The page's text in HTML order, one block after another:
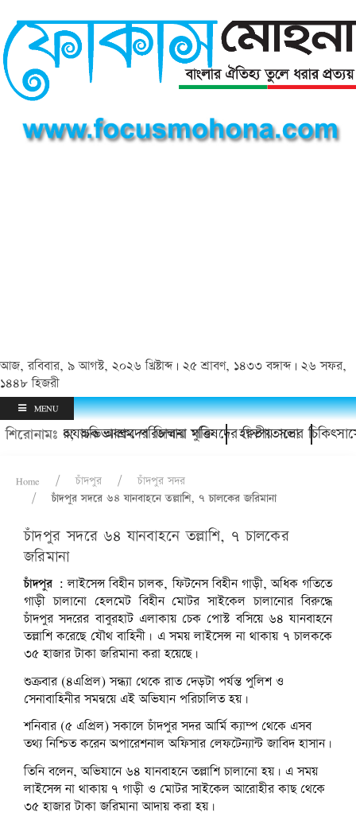
আজ, রবিবার, ৯ আগস্ট, ২০২৬ খ্রিষ্টাব্দ | ২৫ শ্রাবণ, ১৪৩৩ বঙ্গাব্দ | ২৬ সফর,
১৪৪৮ হিজরী
MENU
শিরোনামঃ
থানায়; অভিভাবকদের জিম্মায় মুক্তি হাসপাতালের
চাঁদপুর অযাচক আশ্রম পরিচালনা পরিষদের দ্বিতীয় সভা
Home চাঁদপুর
চাঁদপুর সদর
চাঁদপুর সদরে ৬৪ যানবাহনে তল্লাশি, ৭ চালকের জরিমানা
চাঁদপুর সদরে ৬৪ যানবাহনে তল্লাশি, ৭ চালকের
জরিমানা
চাঁদপুর : লাইসেন্স বিহীন চালক, ফিটনেস বিহীন গাড়ী, অধিক গতিতে
গাড়ী চালানো হেলমেট বিহীন মোটর সাইকেল চালানোর বিরুদ্ধে
চাঁদপুর সদরের বাবুরহাট এলাকায় চেক পোস্ট বসিয়ে ৬৪ যানবাহনে
তল্লাশি করেছে যৌথ বাহিনী। এ সময় লাইসেন্স না থাকায় ৭ চালককে
৩৫ হাজার টাকা জরিমানা করা হয়েছে।
শুক্রবার (৪এপ্রিল) সন্ধ্যা থেকে রাত দেড়টা পর্যন্ত পুলিশ ও
সেনাবাহিনীর সমন্বয়ে এই অভিযান পরিচালিত হয়।
শনিবার (৫ এপ্রিল) সকালে চাঁদপুর সদর আর্মি ক্যাম্প থেকে এসব
তথ্য নিশ্চিত করেন অপারেশনাল অফিসার লেফটেন্যান্ট জাবিদ হাসান।
তিনি বলেন, অভিযানে ৬৪ যানবাহনে তল্লাশি চালানো হয়। এ সময়
লাইসেন্স না থাকায় ৭ গাড়ী ও মোটর সাইকেল আরোহীর কাছ থেকে
৩৫ হাজার টাকা জরিমানা আদায় করা হয়।